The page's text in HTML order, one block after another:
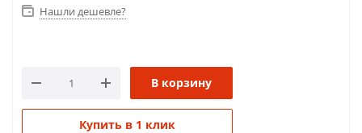
Нашли дешевле?
В корзину
Купить в 1 клик